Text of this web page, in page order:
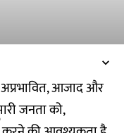
अप्रभावित, आजाद और
जनता को,